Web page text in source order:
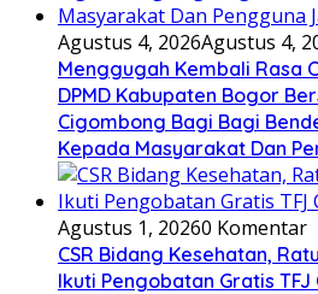
Agustus 4, 2026Agustus 4,
Menggugah Kembali Rasa
DPMD Kabupaten Bogor
Cigombong Bagi Bagi
Kepada Masyarakat Dan
Agustus 1, 20260 Komentar
CSR Bidang Kesehatan,
Ikuti Pengobatan Gratis TFJ